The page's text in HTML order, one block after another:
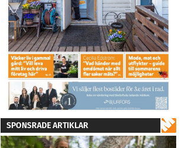
SPONSRADE ARTIKLAR